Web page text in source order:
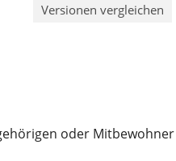
Versionen vergleichen
oder Mitbewohner